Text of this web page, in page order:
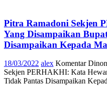
Pitra Ramadoni Sekjen
Yang Disampaikan
Disampaikan Kepada
18/03/2022 alex Komentar
Sekjen PERHAKHI: Kata
Tidak Pantas Disampaikan